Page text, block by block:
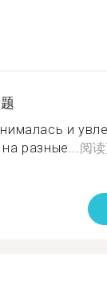
и
разные...阅